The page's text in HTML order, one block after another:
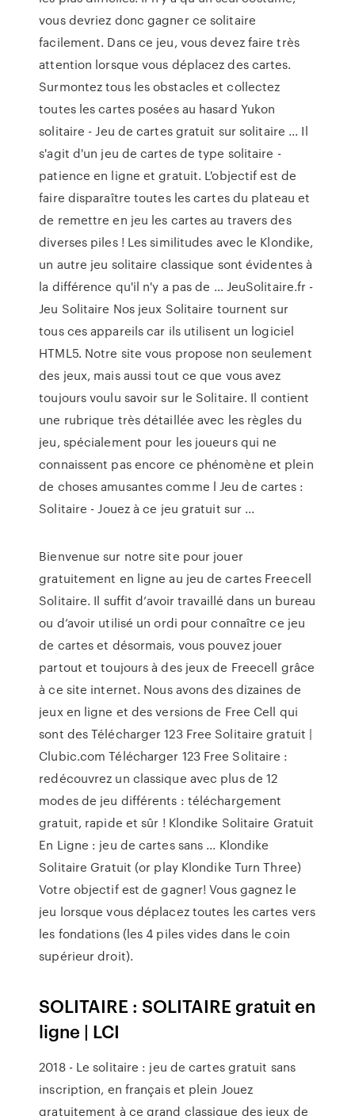
vous devriez donc gagner ce solitaire
facilement. Dans ce jeu, vous devez faire très
attention lorsque vous déplacez des cartes.
Surmontez tous les obstacles et collectez
toutes les cartes posées au hasard Yukon
solitaire - Jeu de cartes gratuit sur solitaire ... Il
s'agit d'un jeu de cartes de type solitaire -
patience en ligne et gratuit. L'objectif est de
faire disparaître toutes les cartes du plateau et
de remettre en jeu les cartes au travers des
diverses piles ! Les similitudes avec le Klondike,
un autre jeu solitaire classique sont évidentes à
la différence qu'il n'y a pas de … JeuSolitaire.fr -
Jeu Solitaire Nos jeux Solitaire tournent sur
tous ces appareils car ils utilisent un logiciel
HTML5. Notre site vous propose non seulement
des jeux, mais aussi tout ce que vous avez
toujours voulu savoir sur le Solitaire. Il contient
une rubrique très détaillée avec les règles du
jeu, spécialement pour les joueurs qui ne
connaissent pas encore ce phénomène et plein
de choses amusantes comme l Jeu de cartes :
Solitaire - Jouez à ce jeu gratuit sur ...
Bienvenue sur notre site pour jouer
gratuitement en ligne au jeu de cartes Freecell
Solitaire. Il suffit d’avoir travaillé dans un bureau
ou d’avoir utilisé un ordi pour connaître ce jeu
de cartes et désormais, vous pouvez jouer
partout et toujours à des jeux de Freecell grâce
à ce site internet. Nous avons des dizaines de
jeux en ligne et des versions de Free Cell qui
sont des Télécharger 123 Free Solitaire gratuit |
Clubic.com Télécharger 123 Free Solitaire :
redécouvrez un classique avec plus de 12
modes de jeu différents : téléchargement
gratuit, rapide et sûr ! Klondike Solitaire Gratuit
En Ligne : jeu de cartes sans ... Klondike
Solitaire Gratuit (or play Klondike Turn Three)
Votre objectif est de gagner! Vous gagnez le
jeu lorsque vous déplacez toutes les cartes vers
les fondations (les 4 piles vides dans le coin
supérieur droit).
SOLITAIRE : SOLITAIRE gratuit en
ligne | LCI
2018 - Le solitaire : jeu de cartes gratuit sans
inscription, en français et plein Jouez
gratuitement à ce grand classique des jeux de